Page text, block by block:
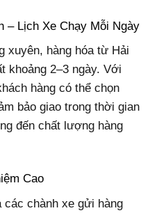
– Lịch Xe Chạy Mỗi Ngày
xuyên, hàng hóa từ Hải
khoảng 2–3 ngày. Với
hàng có thể chọn
bảo giao trong thời gian
đến chất lượng hàng
Cao
các chành xe gửi hàng